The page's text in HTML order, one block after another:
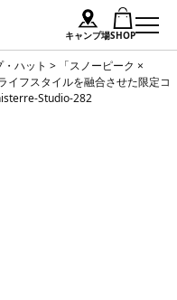
キャンプ場SHOP
ハット > 「スノーピーク ×
フスタイルを融合させた限定コ
Studio-282